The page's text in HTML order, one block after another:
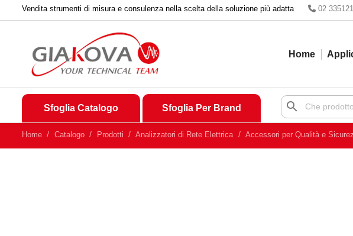
Vendita strumenti di misura e consulenza nella scelta della soluzione più adatta 02
Home
Sfoglia Catalogo Sfoglia Per Brand search
Home Catalogo Prodotti Analizzatori di Rete Elettrica Accessori per Qualità e